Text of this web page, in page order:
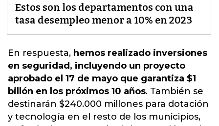
Estos son los departamentos con una
tasa desempleo menor a 10% en 2023
En respuesta, hemos realizado inversiones
en seguridad, incluyendo un proyecto
aprobado el 17 de mayo que garantiza $1
billón en los próximos 10 años. También se
destinarán $240.000 millones para dotación
y tecnología en el resto de los municipios,